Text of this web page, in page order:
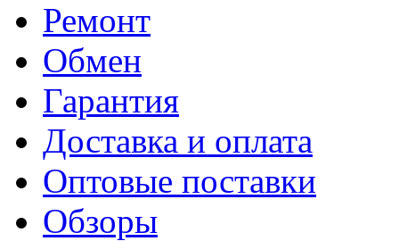
Ремонт
Обмен
Гарантия
Доставка и оплата
Оптовые поставки
Обзоры